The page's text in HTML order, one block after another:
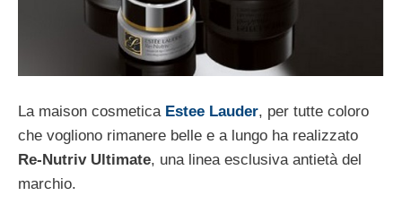
La maison cosmetica Estee Lauder, per tutte coloro
che vogliono rimanere belle e a lungo ha realizzato
Re-Nutriv Ultimate, una linea esclusiva antietà del
marchio.